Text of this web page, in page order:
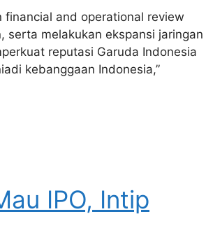
financial and operational review
serta melakukan ekspansi jaringan
reputasi Garuda Indonesia
kebanggaan Indonesia,”
IPO, Intip